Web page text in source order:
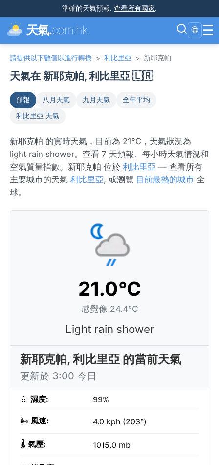
準確的天氣預報. 查看所有國家.
天氣.com.hk 🌐 ☰
請提供以下數值以進行轉換 > 利比里亞 > 新耶克帕
天氣在 新耶克帕, 利比里亞 🇱🇷
預報 八月天氣 九月天氣
全年平均
利比里亞 天氣
新耶克帕 的實時天氣，目前為 21°C，天氣狀況為
light rain shower。查看 7 天預報、每小時天氣情況和
空氣質量指數。新耶克帕 位於 利比里亞 — 查看所有
主要城市的天氣 利比里亞, 或瀏覽 目前最熱的城市 全
球。
21.0°C
感覺像 24.4°C
Light rain shower
新耶克帕, 利比里亞 的當前天氣
更新於 3:00 今日
💧 濕度: 99%
🌬️ 風速: 4.0 kph (203°)
🌡️ 氣壓: 1015.0 mb